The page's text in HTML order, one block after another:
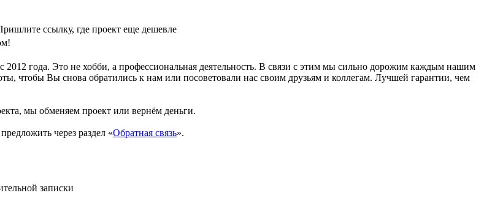
ссылку, где проект еще дешевле
года. Это не хобби, а профессиональная деятельность. В связи с этим мы сильно дорожим каждым нашим
чтобы Вы снова обратились к нам или посоветовали нас своим друзьям и коллегам. Лучшей гарантии, чем
мы обменяем проект или вернём деньги.
через раздел «Обратная связь».
записки